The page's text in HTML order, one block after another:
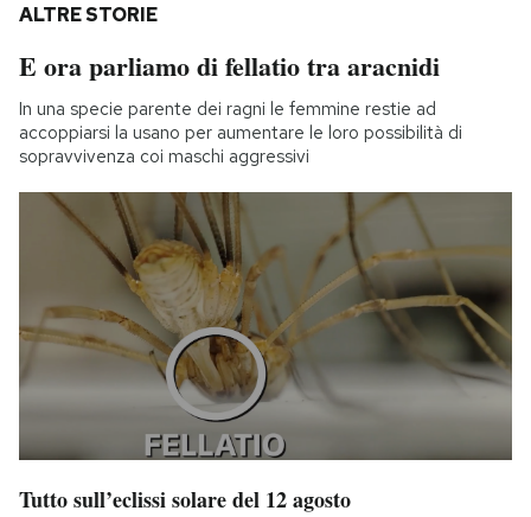
ALTRE STORIE
E ora parliamo di fellatio tra aracnidi
In una specie parente dei ragni le femmine restie ad
accoppiarsi la usano per aumentare le loro possibilità di
sopravvivenza coi maschi aggressivi
Tutto sull’eclissi solare del 12 agosto